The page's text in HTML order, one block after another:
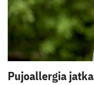
Pujoallergia